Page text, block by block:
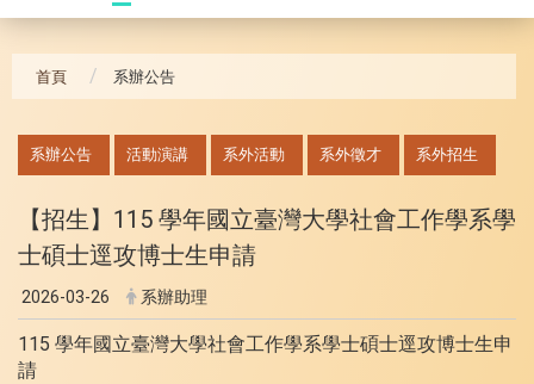
首頁 系辦公告
系辦公告 活動演講 系外活動 系外徵才 系外招生
【招生】115 學年國立臺灣大學社會工作學系學
士碩士逕攻博士生申請
2026-03-26 系辦助理
115 學年國立臺灣大學社會工作學系學士碩士逕攻博士生申
請